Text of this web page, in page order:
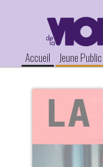
Accueil Jeune Public